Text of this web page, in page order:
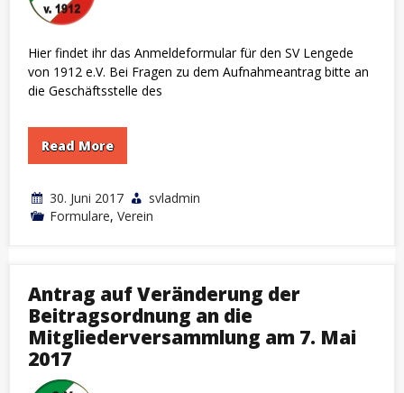
Hier findet ihr das Anmeldeformular für den SV Lengede
von 1912 e.V. Bei Fragen zu dem Aufnahmeantrag bitte an
die Geschäftsstelle des
Read More
30. Juni 2017
svladmin
Formulare, Verein
Antrag auf Veränderung der
Beitragsordnung an die
Mitgliederversammlung am 7. Mai
2017